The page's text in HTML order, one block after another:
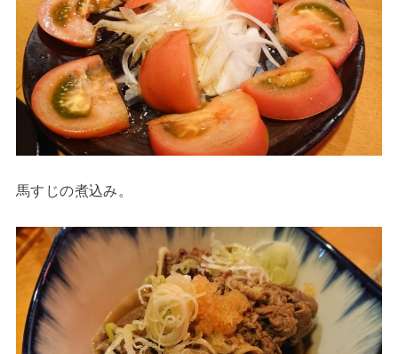
馬すじの煮込み。